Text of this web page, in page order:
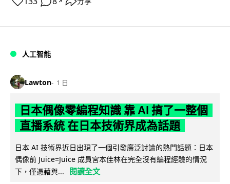
人工智能
Lawton 1 日
日本偶像零編程知識 靠 AI 搞了一整個
直播系統 在日本技術界成為話題
日本 AI 技術界近日出現了一個引發廣泛討論的熱門話題：日本
偶像前 Juice=Juice 成員宮本佳林在完全沒有編程經驗的情況
下，僅憑藉與...
閱讀全文